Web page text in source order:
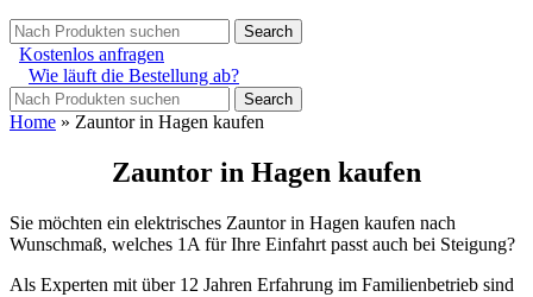
Search
Kostenlos anfragen
Wie läuft die Bestellung ab?
Search
Home » Zauntor in Hagen kaufen
Zauntor in Hagen kaufen
Sie möchten ein elektrisches Zauntor in Hagen kaufen nach
Wunschmaß, welches 1A für Ihre Einfahrt passt auch bei Steigung?
Als Experten mit über 12 Jahren Erfahrung im Familienbetrieb sind